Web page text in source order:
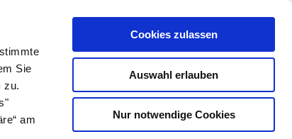
Sie
zu.
am
Cookies zulassen
Auswahl erlauben
Nur notwendige Cookies
Kundenlogin
Suche
Über uns